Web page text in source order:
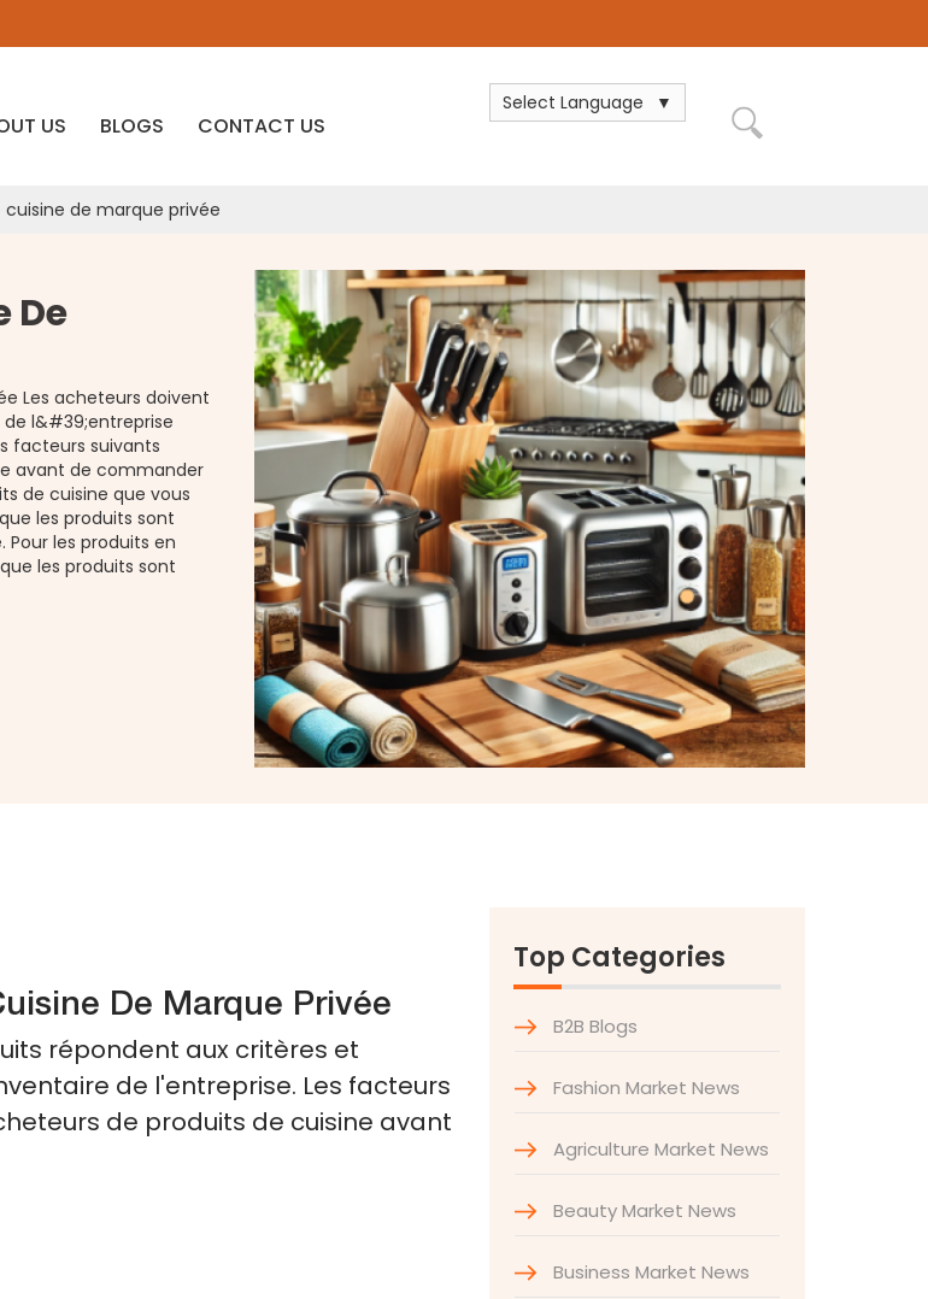
US BLOGS CONTACT US
Select Language
cuisine de marque privée
De
Les acheteurs doivent
l&#39;entreprise
facteurs suivants
avant de commander
de cuisine que vous
les produits sont
les produits en
les produits sont
De Marque Privée
répondent aux critères et
de l'entreprise. Les facteurs
de produits de cuisine avant
Top Categories
B2B Blogs
Fashion Market News
Agriculture Market News
Beauty Market News
Business Market News